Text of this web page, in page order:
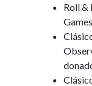
Roll &
Games